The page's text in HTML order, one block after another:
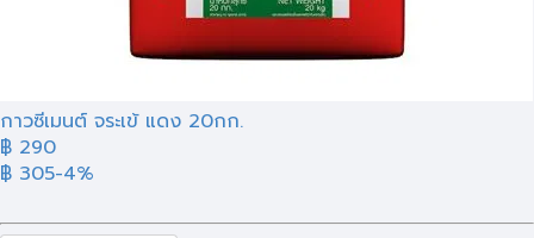
กาวซีเมนต์ จระเข้ แดง 20กก.
฿ 290
฿ 305-4%